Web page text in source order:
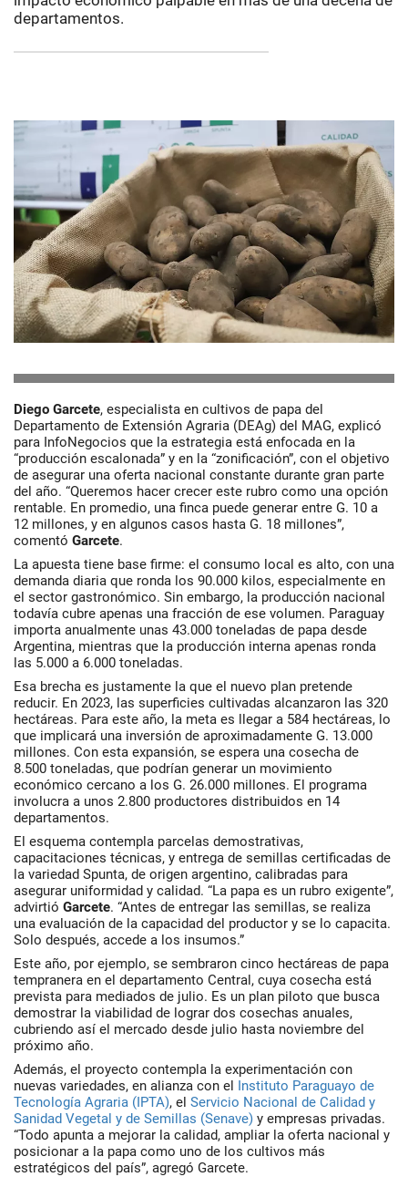
departamentos.
Diego Garcete, especialista en cultivos de papa del
Departamento de Extensión Agraria (DEAg) del MAG, explicó
para InfoNegocios que la estrategia está enfocada en la
“producción escalonada” y en la “zonificación”, con el objetivo
de asegurar una oferta nacional constante durante gran parte
del año. “Queremos hacer crecer este rubro como una opción
rentable. En promedio, una finca puede generar entre G. 10 a
12 millones, y en algunos casos hasta G. 18 millones”,
comentó Garcete.
La apuesta tiene base firme: el consumo local es alto, con una
demanda diaria que ronda los 90.000 kilos, especialmente en
el sector gastronómico. Sin embargo, la producción nacional
todavía cubre apenas una fracción de ese volumen. Paraguay
importa anualmente unas 43.000 toneladas de papa desde
Argentina, mientras que la producción interna apenas ronda
las 5.000 a 6.000 toneladas.
Esa brecha es justamente la que el nuevo plan pretende
reducir. En 2023, las superficies cultivadas alcanzaron las 320
hectáreas. Para este año, la meta es llegar a 584 hectáreas, lo
que implicará una inversión de aproximadamente G. 13.000
millones. Con esta expansión, se espera una cosecha de
8.500 toneladas, que podrían generar un movimiento
económico cercano a los G. 26.000 millones. El programa
involucra a unos 2.800 productores distribuidos en 14
departamentos.
El esquema contempla parcelas demostrativas,
capacitaciones técnicas, y entrega de semillas certificadas de
la variedad Spunta, de origen argentino, calibradas para
asegurar uniformidad y calidad. “La papa es un rubro exigente”,
advirtió Garcete. “Antes de entregar las semillas, se realiza
una evaluación de la capacidad del productor y se lo capacita.
Solo después, accede a los insumos.”
Este año, por ejemplo, se sembraron cinco hectáreas de papa
tempranera en el departamento Central, cuya cosecha está
prevista para mediados de julio. Es un plan piloto que busca
demostrar la viabilidad de lograr dos cosechas anuales,
cubriendo así el mercado desde julio hasta noviembre del
próximo año.
Además, el proyecto contempla la experimentación con
nuevas variedades, en alianza con el Instituto Paraguayo de
Tecnología Agraria (IPTA), el Servicio Nacional de Calidad y
Sanidad Vegetal y de Semillas (Senave) y empresas privadas.
“Todo apunta a mejorar la calidad, ampliar la oferta nacional y
posicionar a la papa como uno de los cultivos más
estratégicos del país”, agregó Garcete.